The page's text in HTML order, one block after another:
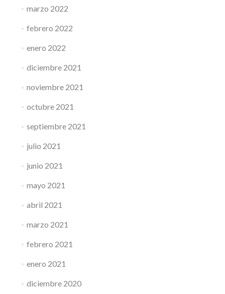
marzo 2022
febrero 2022
enero 2022
diciembre 2021
noviembre 2021
octubre 2021
septiembre 2021
julio 2021
junio 2021
mayo 2021
abril 2021
marzo 2021
febrero 2021
enero 2021
diciembre 2020